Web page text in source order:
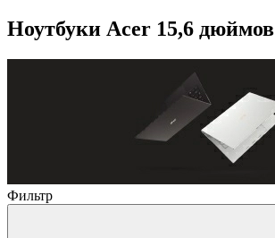
Ноутбуки Acer 15,6 дюймов
Фильтр